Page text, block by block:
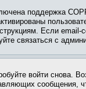
поддержка
Если
связаться с
войти снова.